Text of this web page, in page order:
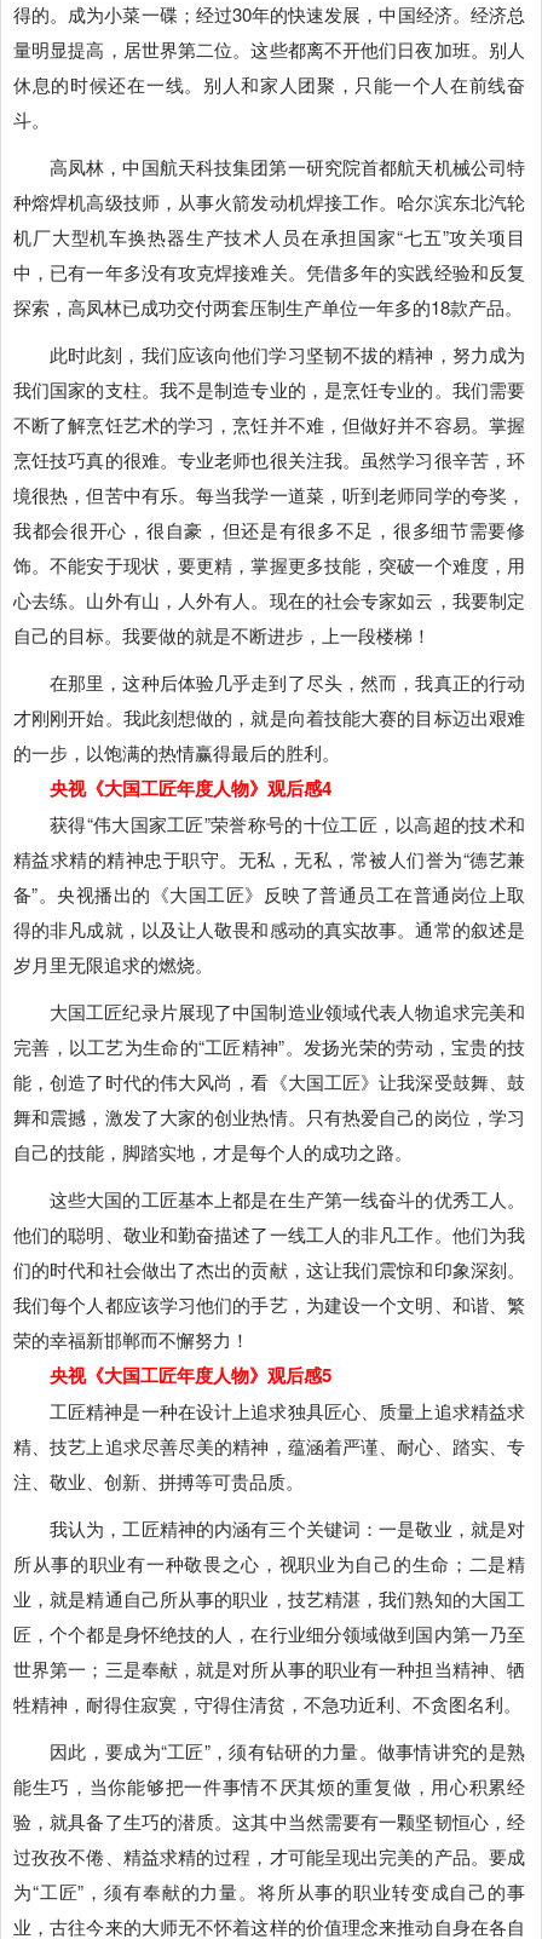
得的。成为小菜一碟；经过30年的快速发展，中国经济。经济总
量明显提高，居世界第二位。这些都离不开他们日夜加班。别人
休息的时候还在一线。别人和家人团聚，只能一个人在前线奋
斗。
高凤林，中国航天科技集团第一研究院首都航天机械公司特
种熔焊机高级技师，从事火箭发动机焊接工作。哈尔滨东北汽轮
机厂大型机车换热器生产技术人员在承担国家“七五”攻关项目
中，已有一年多没有攻克焊接难关。凭借多年的实践经验和反复
探索，高凤林已成功交付两套压制生产单位一年多的18款产品。
此时此刻，我们应该向他们学习坚韧不拔的精神，努力成为
我们国家的支柱。我不是制造专业的，是烹饪专业的。我们需要
不断了解烹饪艺术的学习，烹饪并不难，但做好并不容易。掌握
烹饪技巧真的很难。专业老师也很关注我。虽然学习很辛苦，环
境很热，但苦中有乐。每当我学一道菜，听到老师同学的夸奖，
我都会很开心，很自豪，但还是有很多不足，很多细节需要修
饰。不能安于现状，要更精，掌握更多技能，突破一个难度，用
心去练。山外有山，人外有人。现在的社会专家如云，我要制定
自己的目标。我要做的就是不断进步，上一段楼梯！
在那里，这种后体验几乎走到了尽头，然而，我真正的行动
才刚刚开始。我此刻想做的，就是向着技能大赛的目标迈出艰难
的一步，以饱满的热情赢得最后的胜利。
央视《大国工匠年度人物》观后感4
获得“伟大国家工匠”荣誉称号的十位工匠，以高超的技术和
精益求精的精神忠于职守。无私，无私，常被人们誉为“德艺兼
备”。央视播出的《大国工匠》反映了普通员工在普通岗位上取
得的非凡成就，以及让人敬畏和感动的真实故事。通常的叙述是
岁月里无限追求的燃烧。
大国工匠纪录片展现了中国制造业领域代表人物追求完美和
完善，以工艺为生命的“工匠精神”。发扬光荣的劳动，宝贵的技
能，创造了时代的伟大风尚，看《大国工匠》让我深受鼓舞、鼓
舞和震撼，激发了大家的创业热情。只有热爱自己的岗位，学习
自己的技能，脚踏实地，才是每个人的成功之路。
这些大国的工匠基本上都是在生产第一线奋斗的优秀工人。
他们的聪明、敬业和勤奋描述了一线工人的非凡工作。他们为我
们的时代和社会做出了杰出的贡献，这让我们震惊和印象深刻。
我们每个人都应该学习他们的手艺，为建设一个文明、和谐、繁
荣的幸福新邯郸而不懈努力！
央视《大国工匠年度人物》观后感5
工匠精神是一种在设计上追求独具匠心、质量上追求精益求
精、技艺上追求尽善尽美的精神，蕴涵着严谨、耐心、踏实、专
注、敬业、创新、拼搏等可贵品质。
我认为，工匠精神的内涵有三个关键词：一是敬业，就是对
所从事的职业有一种敬畏之心，视职业为自己的生命；二是精
业，就是精通自己所从事的职业，技艺精湛，我们熟知的大国工
匠，个个都是身怀绝技的人，在行业细分领域做到国内第一乃至
世界第一；三是奉献，就是对所从事的职业有一种担当精神、牺
牲精神，耐得住寂寞，守得住清贫，不急功近利、不贪图名利。
因此，要成为“工匠”，须有钻研的力量。做事情讲究的是熟
能生巧，当你能够把一件事情不厌其烦的重复做，用心积累经
验，就具备了生巧的潜质。这其中当然需要有一颗坚韧恒心，经
过孜孜不倦、精益求精的过程，才可能呈现出完美的产品。要成
为“工匠”，须有奉献的力量。将所从事的职业转变成自己的事
业，古往今来的大师无不怀着这样的价值理念来推动自身在各自